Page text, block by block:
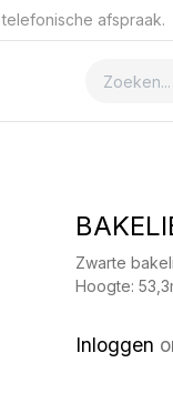
afspraak.
Zwarte
Hoogte:
Inloggen